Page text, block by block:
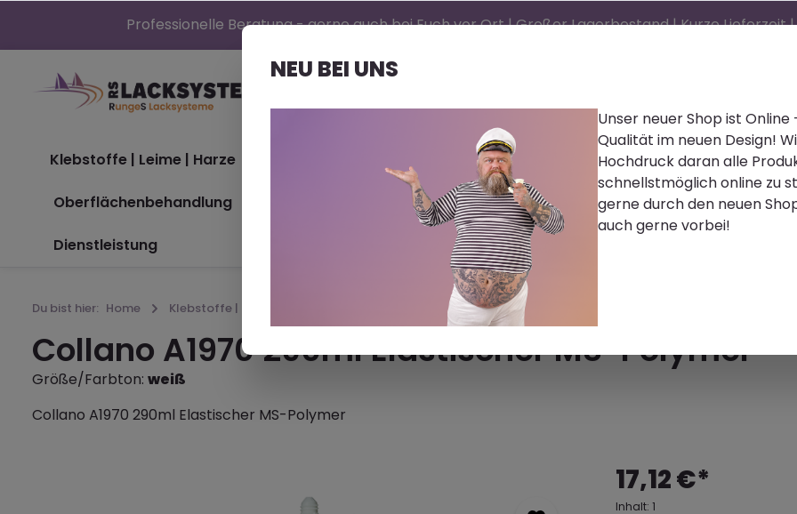
Professionelle Beratung - gerne auch bei Euch vor Ort | Großer Lagerbestand | Kurze
Klebstoffe | Leime | Harze Reinigen | Polieren Farbe | Lacke |
Oberflächenbehandlung Zubehör Bekleidung Palettenware
Dienstleistung
Du bist hier: Home Klebstoffe | Leime | Harze
Collano A1970 290ml Elastischer MS-Polymer
Größe/Farbton: weiß
Collano A1970 290ml Elastischer MS-Polymer
17,12 €*
Inhalt: 1
NEU BEI UNS
Unser neuer Shop ist
Qualität im neuen Design!
Hochdruck daran alle
schnellstmöglich online zu
gerne durch den neuen
auch gerne vorbei!